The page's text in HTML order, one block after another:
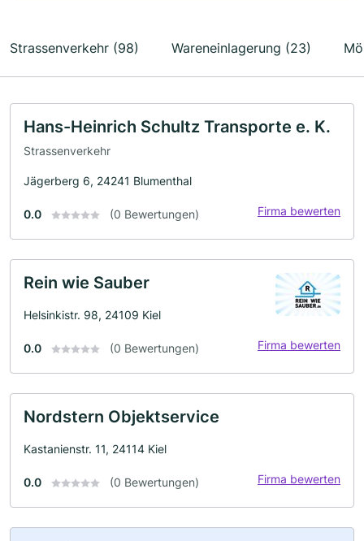
Strassenverkehr (98) Wareneinlagerung (23)
Hans-Heinrich Schultz Transporte e. K.
Strassenverkehr
Jägerberg 6, 24241 Blumenthal
0.0 (0 Bewertungen) Firma bewerten
Rein wie Sauber
Helsinkistr. 98, 24109 Kiel
0.0 (0 Bewertungen) Firma bewerten
Nordstern Objektservice
Kastanienstr. 11, 24114 Kiel
0.0 (0 Bewertungen) Firma bewerten